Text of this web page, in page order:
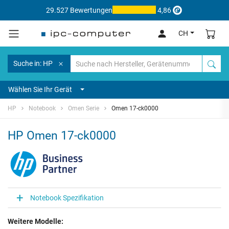
29.527 Bewertungen 4,86
CH
Suche in: HP
Wählen Sie Ihr Gerät
HP Notebook Omen Serie Omen 17-ck0000
HP Omen 17-ck0000
Notebook Spezifikation
Weitere Modelle: